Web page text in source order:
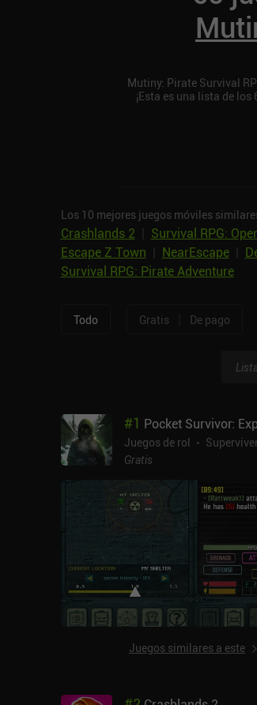
Mutiny: Pirate Survival
¡Esta es una lista de
Los 10 mejores juegos móviles
Crashlands 2
Survival RPG:
Escape Z Town
NearEscape|
Survival RPG: Pirate Adventure
Todo Gratis De pago
#1 Pocket Survivor:
Juegos de rol
Gratis
Juegos similares a este